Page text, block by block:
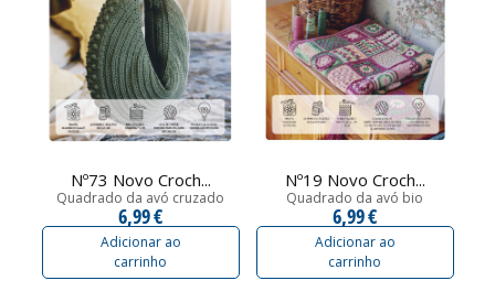
Nº73 Novo Croch...
Quadrado da avó cruzado
6,99 €
Adicionar ao
carrinho
Nº19 Novo Croch...
Quadrado da avó bio
6,99 €
Adicionar ao
carrinho